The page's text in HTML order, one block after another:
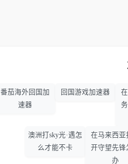
番茄海外回国加
速器
回国游戏加速器
澳洲打sky光·遇怎
么才能不卡
在马来西亚
开守望先锋
办